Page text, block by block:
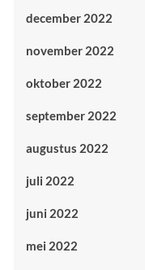
december 2022
november 2022
oktober 2022
september 2022
augustus 2022
juli 2022
juni 2022
mei 2022